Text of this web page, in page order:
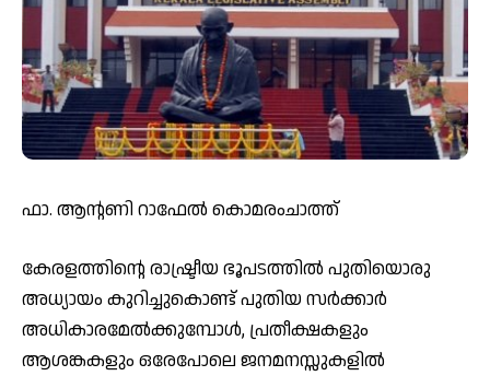
ഫാ. ആന്റണി റാഫേൽ കൊമരംചാത്ത്
കേരളത്തിന്റെ രാഷ്ട്രീയ ഭൂപടത്തിൽ പുതിയൊരു
അധ്യായം കുറിച്ചുകൊണ്ട് പുതിയ സർക്കാർ
അധികാരമേൽക്കുമ്പോൾ, പ്രതീക്ഷകളും
ആശങ്കകളും ഒരേപോലെ ജനമനസ്സുകളിൽ